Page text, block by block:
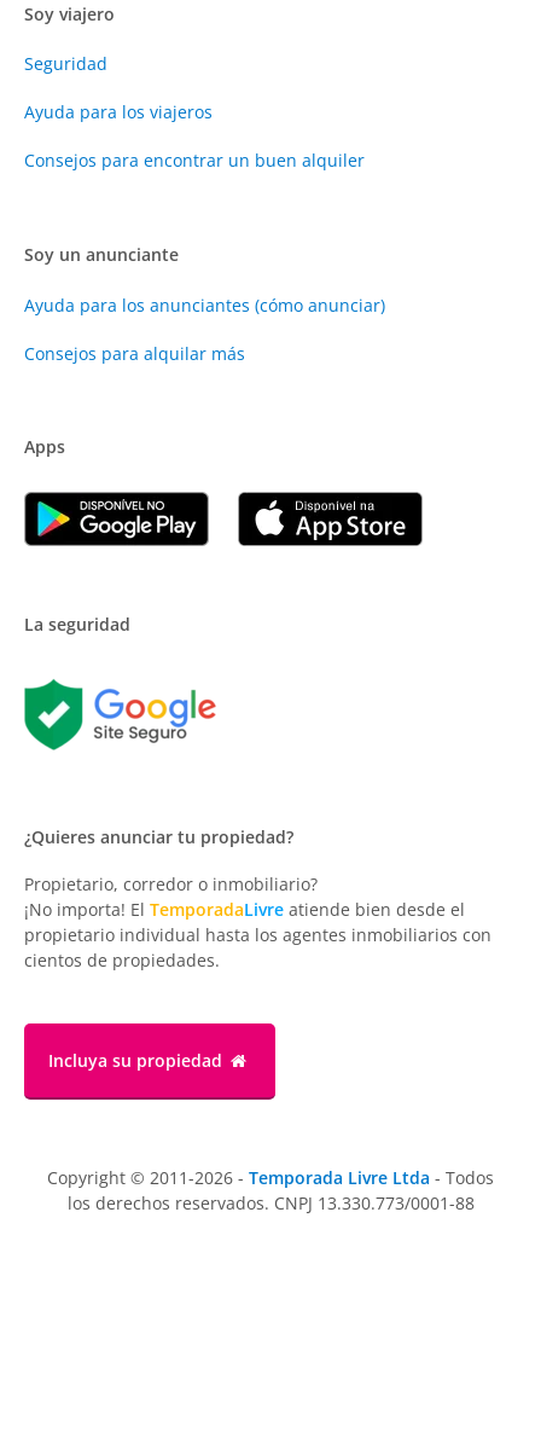
Soy viajero
Seguridad
Ayuda para los viajeros
Consejos para encontrar un buen alquiler
Soy un anunciante
Ayuda para los anunciantes (cómo anunciar)
Consejos para alquilar más
Apps
La seguridad
¿Quieres anunciar tu propiedad?
Propietario, corredor o inmobiliario?
¡No importa! El TemporadaLivre atiende bien desde el
propietario individual hasta los agentes inmobiliarios con
cientos de propiedades.
Incluya su propiedad
Copyright © 2011-2026 - Temporada Livre Ltda - Todos
los derechos reservados. CNPJ 13.330.773/0001-88